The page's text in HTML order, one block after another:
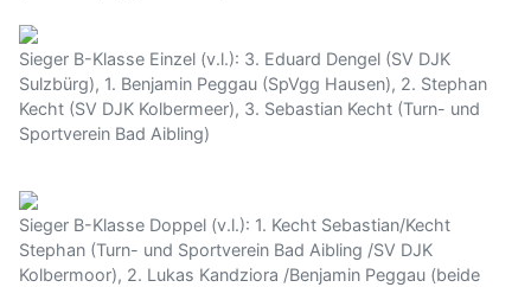
Sieger B-Klasse Einzel (v.l.): 3. Eduard Dengel (SV DJK
Sulzbürg), 1. Benjamin Peggau (SpVgg Hausen), 2. Stephan
Kecht (SV DJK Kolbermeer), 3. Sebastian Kecht (Turn- und
Sportverein Bad Aibling)
Sieger B-Klasse Doppel (v.l.): 1. Kecht Sebastian/Kecht
Stephan (Turn- und Sportverein Bad Aibling /SV DJK
Kolbermoor), 2. Lukas Kandziora /Benjamin Peggau (beide